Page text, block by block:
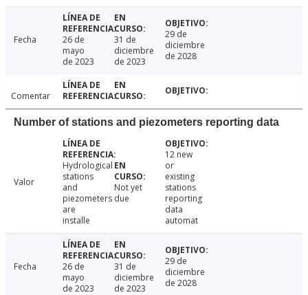
Fecha
26 de
mayo
de 2023
31 de
diciembre
de 2023
29 de
diciembre
de 2028
Comentar
Number of stations and piezometers reporting data
Valor
Hydrological
stations
and
piezometers
are
installe
Not yet
due
12 new
or
existing
stations
reporting
data
automat
Fecha
26 de
mayo
de 2023
31 de
diciembre
de 2023
29 de
diciembre
de 2028